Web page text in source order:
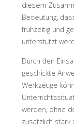
diesem
Bedeutung,
frühzeitig und
unterstützt
Durch den
geschickte
Werkzeuge
werden, ohne
zusätzlich stark